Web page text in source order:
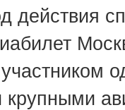
действия
участником